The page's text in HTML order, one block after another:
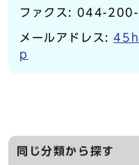
ファクス: 044-
メールアドレス:
p
同じ分類から探す